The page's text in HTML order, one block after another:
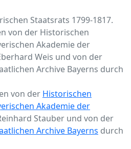
Staatsrats 1799-1817.
von der Historischen
Akademie der
Weis und von der
Archive Bayerns durch
von der Historischen
Akademie der
Stauber und von der
Archive Bayerns durch